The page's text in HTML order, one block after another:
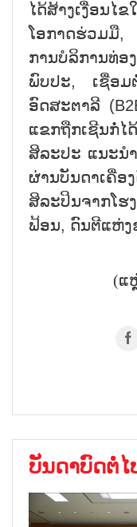
ໄດ້ສ້າງເງື່ອ
ໂອກາດຮ່ວມມື
ການບໍລິການທ່
ພົບປະ, ເຊື່ອ
ອົດສະຕາລີ
ແຂກຖືກເຊີນກໍ່ໄ
ສິລະປະ ແນະນ
ຜ່ານບັນດາເຄື່ອ
ສິລະປິນຈາກໂຮ
ຟ້ອນ, ດົນຕີແຫ່ງ
(ແ
ບັນດາບົດຕໍ່ໄ